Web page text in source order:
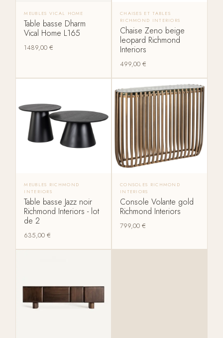
MEUBLES VICAL HOME
Table basse Dharm
Vical Home L165
1489,00€
CHAISES ET TABLES
RICHMOND INTERIORS
Chaise Zeno beige
leopard Richmond
Interiors
499,00 €
MEUBLES RICHMOND
INTERIORS
Table basse Jazz noir
Richmond Interiors - lot
de 2
635,00€
CONSOLES RICHMOND
INTERIORS
Console Volante gold
Richmond Interiors
799,00 €